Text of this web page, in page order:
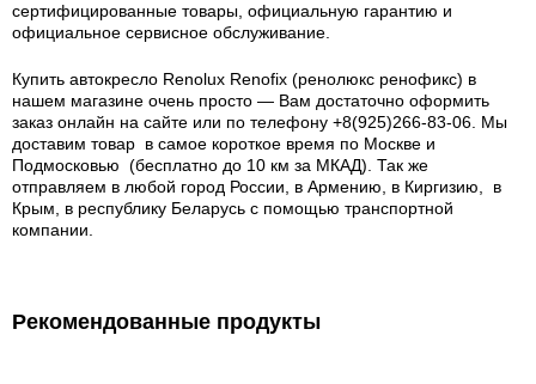
сертифицированные товары, официальную гарантию и
официальное сервисное обслуживание.
Купить автокресло Renolux Renofix (ренолюкс ренофикс) в
нашем магазине очень просто — Вам достаточно оформить
заказ онлайн на сайте или по телефону +8(925)266-83-06. Мы
доставим товар в самое короткое время по Москве и
Подмосковью (бесплатно до 10 км за МКАД). Так же
отправляем в любой город России, в Армению, в Киргизию, в
Крым, в республику Беларусь с помощью транспортной
компании.
Рекомендованные продукты